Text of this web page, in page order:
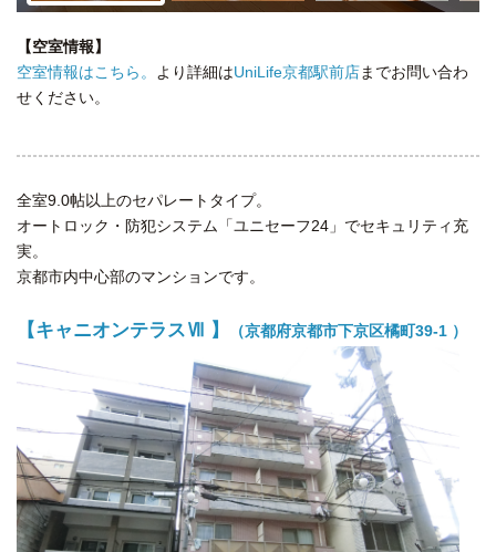
【空室情報】
空室情報はこちら。
より詳細はUniLife京都駅前店までお問い合わ
せください。
全室9.0帖以上のセパレートタイプ。
オートロック・防犯システム「ユニセーフ24」でセキュリティ充
実。
京都市内中心部のマンションです。
【キャニオンテラスⅦ 】 （京都府京都市下京区橘町39-1 ）